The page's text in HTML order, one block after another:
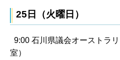
25日（火曜日）
9:00 石川県議会オーストラ
室）